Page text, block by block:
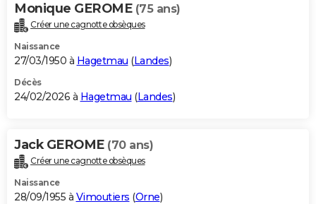
Monique GEROME (75 ans)
Créer une cagnotte obsèques
Naissance
27/03/1950 à Hagetmau (Landes)
Décès
24/02/2026 à Hagetmau (Landes)
Jack GEROME (70 ans)
Créer une cagnotte obsèques
Naissance
28/09/1955 à Vimoutiers (Orne)